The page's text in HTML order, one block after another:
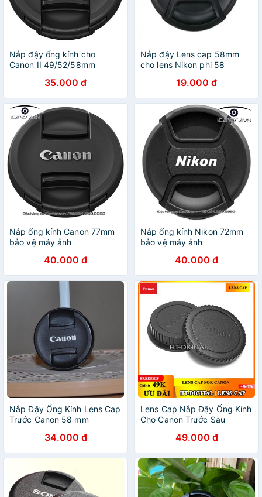
Nắp đậy ống kính cho
Canon II 49/52/58mm
35.000 đ
Nắp đậy Lens cap 58mm
cho lens Nikon phi 58
19.000 đ
Nắp ống kính Canon 77mm
bảo vệ máy ảnh
40.000 đ
Nắp ống kính Nikon 72mm
bảo vệ máy ảnh
40.000 đ
Nắp Đậy Ống Kính Lens Cap
Trước Canon 58 mm
34.000 đ
Lens Cap Nắp Đậy Ống Kính
Cho Canon Trước Sau
49.000 đ